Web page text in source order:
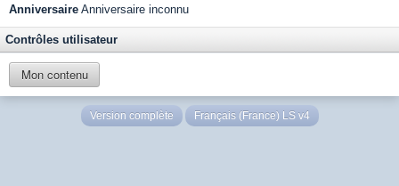
Anniversaire Anniversaire inconnu
Contrôles utilisateur
Mon contenu
Version complète Français (France) LS v4